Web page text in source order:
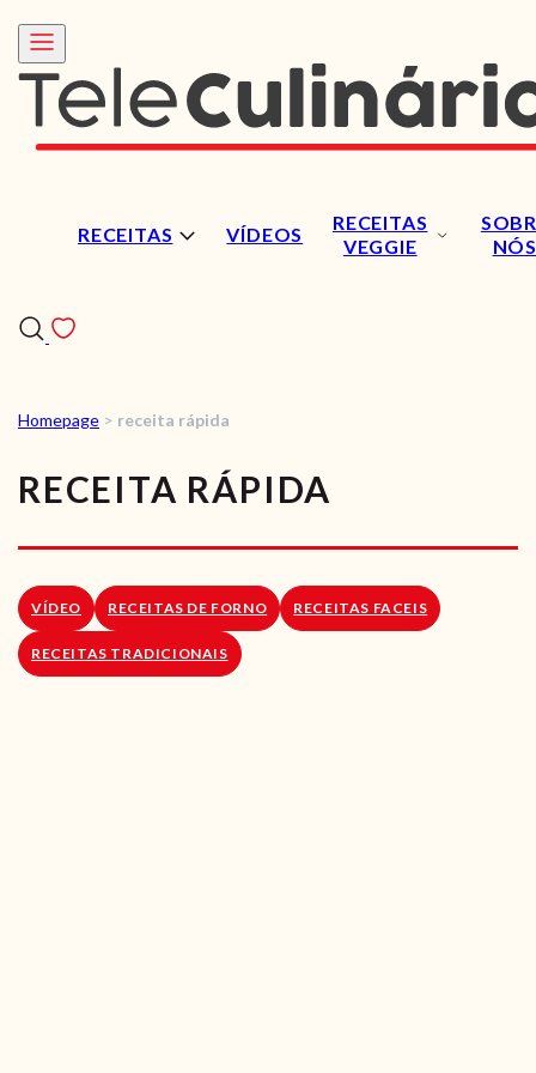
RECEITAS VÍDEOS
RECEITAS
VEGGIE
NÓS
VÍDEOS
RECEITAS VEGGIE
SOBRE NÓS
LOJA ONLINE
Homepage > receita rápida
RECEITA RÁPIDA
VÍDEO RECEITAS DE FORNO RECEITAS FACEIS
RECEITAS TRADICIONAIS